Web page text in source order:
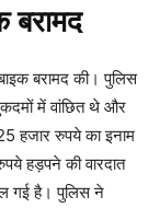
बरामद की। पुलिस
में वांछित थे और
हजार रुपये का इनाम
हड़पने की वारदात
गई है। पुलिस ने